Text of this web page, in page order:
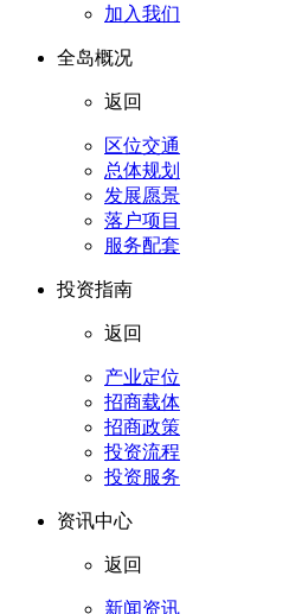
加入我们
全岛概况
返回
区位交通
总体规划
发展愿景
落户项目
服务配套
投资指南
返回
产业定位
招商载体
招商政策
投资流程
投资服务
资讯中心
返回
新闻资讯